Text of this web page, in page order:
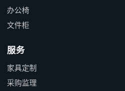
办公椅
文件柜
服务
家具定制
采购监理